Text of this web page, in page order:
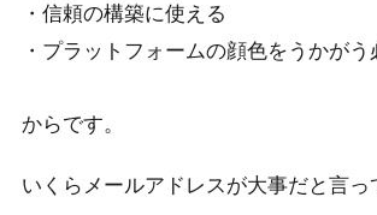
・信頼の構築に使える
・プラットフォームの顔色をうかがう
からです。
いくらメールアドレスが大事だと言っ